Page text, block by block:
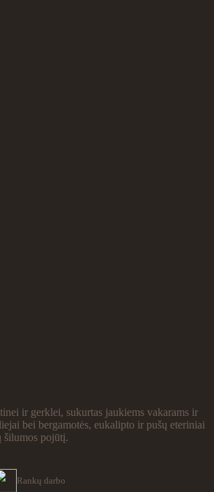
ir gerklei, sukurtas jaukiems vakarams ir
bei bergamotės, eukalipto ir pušų eteriniai
šilumos pojūtį.
Rankų darbo